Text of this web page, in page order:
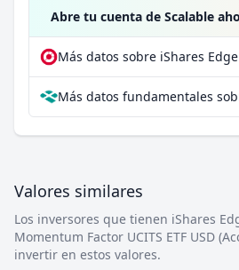
Abre tu cuenta de Scalable
Valores similares
Los inversores que tienen iShares
Momentum Factor UCITS ETF USD
invertir en estos valores.